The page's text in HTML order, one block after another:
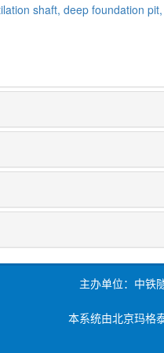
shaft, deep foundation
主办单位：中铁
本系统由北京玛格